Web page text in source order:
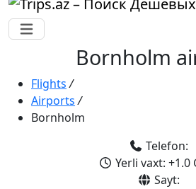
Bornholm
Flights /
Airports /
Bornholm
Telefon:
Yerli vaxt: +1.0
Sayt: